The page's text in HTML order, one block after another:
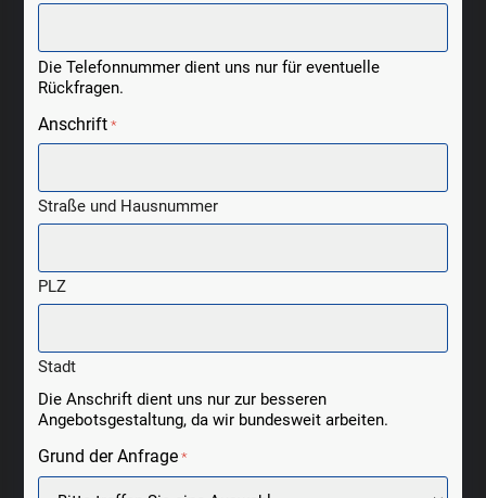
Die Telefonnummer dient uns nur für eventuelle
Rückfragen.
Anschrift *
Straße und Hausnummer
PLZ
Stadt
Die Anschrift dient uns nur zur besseren
Angebotsgestaltung, da wir bundesweit arbeiten.
Grund der Anfrage *